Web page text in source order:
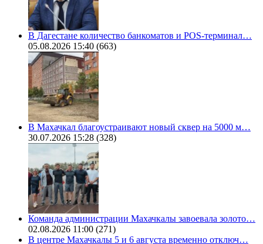
В Дагестане количество банкоматов и POS-терминал…
05.08.2026 15:40 (663)
В Махачкал благоустраивают новый сквер на 5000 м…
30.07.2026 15:28 (328)
Команда администрации Махачкалы завоевала золото…
02.08.2026 11:00 (271)
В центре Махачкалы 5 и 6 августа временно отключ…